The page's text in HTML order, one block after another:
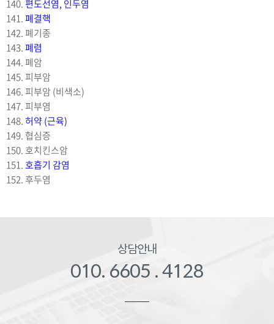
140. 편도선염, 인두염
141.폐결핵
142. 폐기종
143.폐렴
144. 폐암
145. 피부암
146. 피부암 (비색소)
147. 피부염
148.허약 (근육)
149. 협심증
150. 호치킨스암
151.호흡기 감염
152. 후두염
상담안내
010. 6605 . 4128